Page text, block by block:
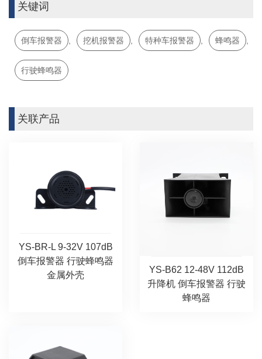
关键词
倒车报警器 , 挖机报警器 , 特种车报警器 , 蜂鸣器 ,
行驶蜂鸣器
关联产品
YS-BR-L 9-32V 107dB
倒车报警器 行驶蜂鸣器
金属外壳
YS-B62 12-48V 112dB
升降机 倒车报警器 行驶
蜂鸣器